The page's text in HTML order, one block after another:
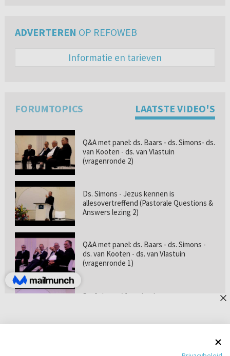
ADVERTEREN OP REFOWEB
Informatie en tarieven
FORUMTOPICS LAATSTE VIDEO'S
Q&A met panel: ds. Baars - ds. Simons- ds.
van Kooten - ds. van Vlastuin
(vragenronde 2)
Ds. Simons - Jezus kennen is
allesovertreffend (Pastorale Questions &
Answers lezing 2)
Q&A met panel: ds. Baars - ds. Simons -
ds. van Kooten - ds. van Vlastuin
(vragenronde 1)
Prof. dr. van Vlastuin - Is